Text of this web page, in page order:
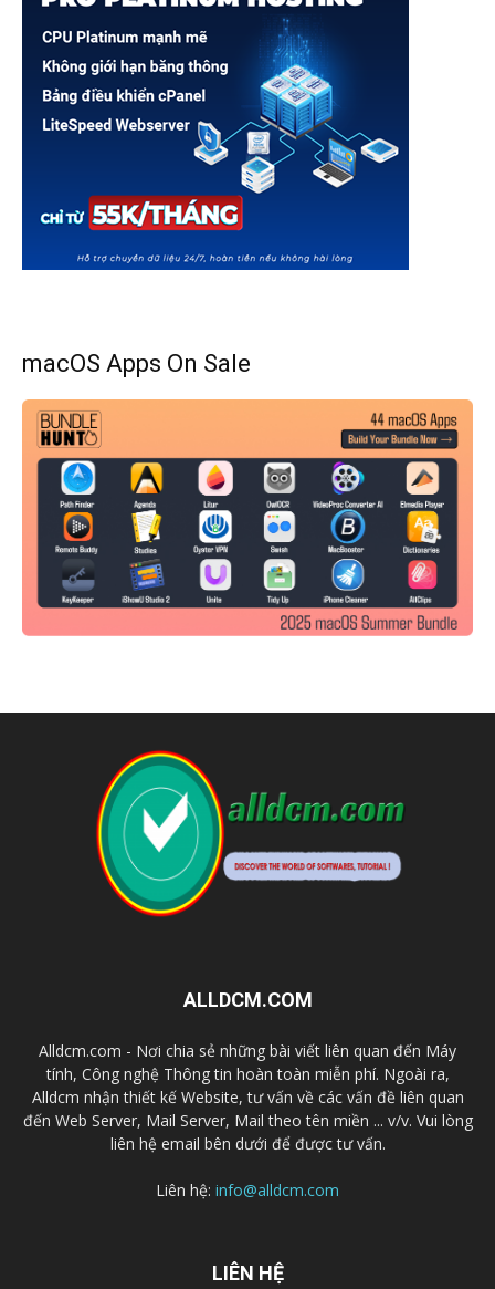
macOS Apps On Sale
ALLDCM.COM
Alldcm.com - Nơi chia sẻ những bài viết liên quan đến Máy
tính, Công nghệ Thông tin hoàn toàn miễn phí. Ngoài ra,
Alldcm nhận thiết kế Website, tư vấn về các vấn đề liên quan
đến Web Server, Mail Server, Mail theo tên miền ... v/v. Vui lòng
liên hệ email bên dưới để được tư vấn.
Liên hệ: info@alldcm.com
LIÊN HỆ